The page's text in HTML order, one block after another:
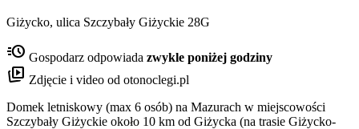
Giżycko, ulica Szczybały Giżyckie 28G
acute Gospodarz odpowiada zwykle poniżej godziny
animated_images Zdjęcie i video od otonoclegi.pl
Domek letniskowy (max 6 osób) na Mazurach w miejscowości
Szczybały Giżyckie około 10 km od Giżycka (na trasie Giżycko-